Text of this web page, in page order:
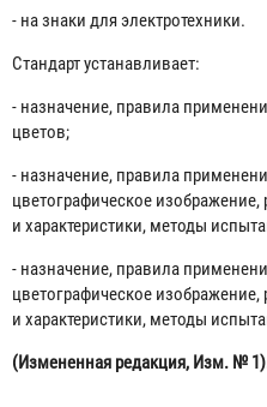
- на знаки для электротехники.
Стандарт устанавливает:
- назначение, правила
цветов;
- назначение, правила
цветографическое
и характеристики, методы
- назначение, правила
цветографическое
и характеристики, методы
(Измененная редакция, Изм. №